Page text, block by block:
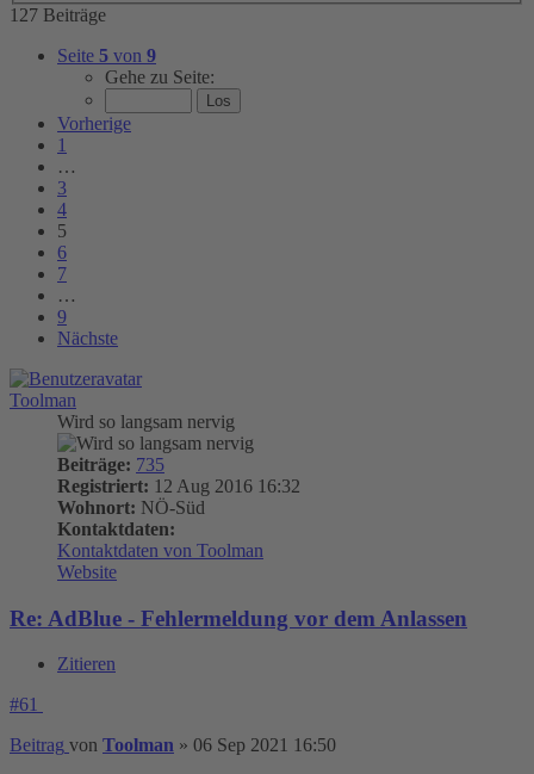
127 Beiträge
Seite 5 von 9
Gehe zu Seite:
Vorherige
1
…
3
4
5
6
7
…
9
Nächste
Toolman
Wird so langsam nervig
Beiträge: 735
Registriert: 12 Aug 2016 16:32
Wohnort: NÖ-Süd
Kontaktdaten:
Kontaktdaten von Toolman
Website
Re: AdBlue - Fehlermeldung vor dem Anlassen
Zitieren
#61
Beitrag von Toolman » 06 Sep 2021 16:50